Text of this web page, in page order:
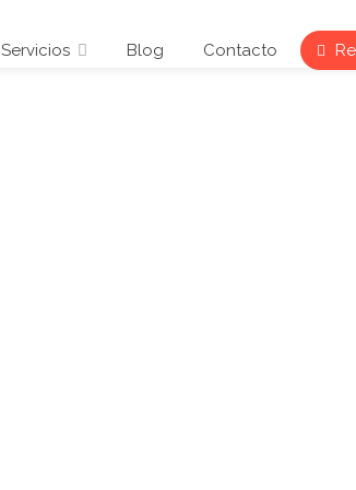
Servicios Blog Contacto